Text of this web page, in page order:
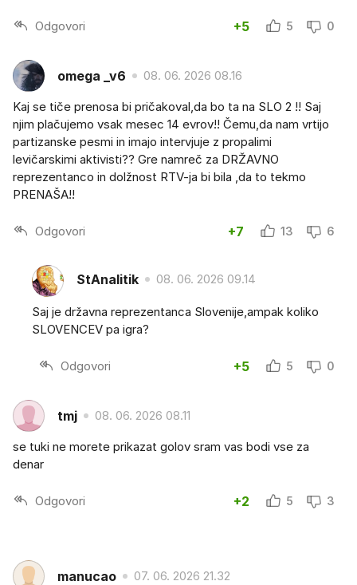
Odgovori +5 5 0
omega _v6 08. 06. 2026 08.16
Kaj se tiče prenosa bi pričakoval,da bo ta na SLO 2 !! Saj
njim plačujemo vsak mesec 14 evrov!! Čemu,da nam vrtijo
partizanske pesmi in imajo intervjuje z propalimi
levičarskimi aktivisti?? Gre namreč za DRŽAVNO
reprezentanco in dolžnost RTV-ja bi bila ,da to tekmo
PRENAŠA!!
Odgovori +7 13 6
StAnalitik 08. 06. 2026 09.14
Saj je državna reprezentanca Slovenije,ampak koliko
SLOVENCEV pa igra?
Odgovori +5 5 0
tmj 08. 06. 2026 08.11
se tuki ne morete prikazat golov sram vas bodi vse za
denar
Odgovori +2 5 3
manucao 07. 06. 2026 21.32